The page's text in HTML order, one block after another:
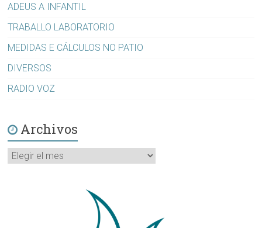
ADEUS A INFANTIL
TRABALLO LABORATORIO
MEDIDAS E CÁLCULOS NO PATIO
DIVERSOS
RADIO VOZ
Archivos
Archivos